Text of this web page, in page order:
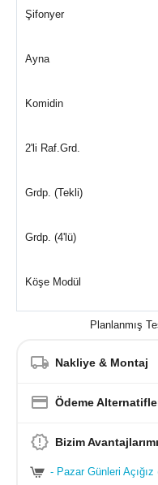
Şifonyer
Ayna
Komidin
2'li Raf.Grd.
Grdp. (Tekli)
Grdp. (4'lü)
Köşe Modül
Planlanmış
Nakliye & Montaj
Ödeme
Bizim
- Pazar Günleri